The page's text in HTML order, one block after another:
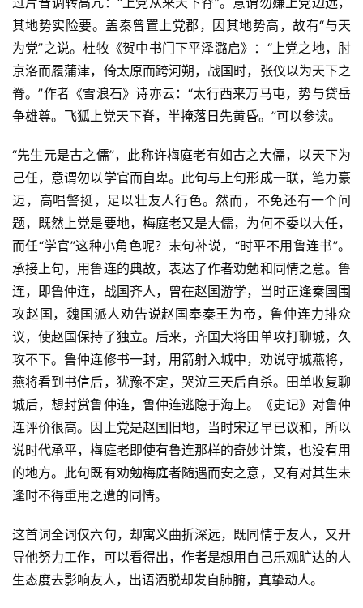
其地势实险要。盖秦曾置上党郡，因其地势高，故有“与天
为党”之说。杜牧《贺中书门下平泽潞启》：“上党之地，肘
京洛而履蒲津，倚太原而跨河朔，战国时，张仪以为天下之
脊。”作者《雪浪石》诗亦云：“太行西来万马屯，势与贷岳
争雄尊。飞狐上党天下脊，半掩落日先黄昏。”可以参读。
“先生元是古之儒”，此称许梅庭老有如古之大儒，以天下为
己任，意谓勿以学官而自卑。此句与上句形成一联，笔力豪
迈，高唱警挺，足以壮友人行色。然而，不免还有一个问
题，既然上党是要地，梅庭老又是大儒，为何不委以大任，
而任“学官”这种小角色呢？末句补说，“时平不用鲁连书”。
承接上句，用鲁连的典故，表达了作者劝勉和同情之意。鲁
连，即鲁仲连，战国齐人，曾在赵国游学，当时正逢秦国围
攻赵国，魏国派人劝告说赵国奉秦王为帝，鲁仲连力排众
议，使赵国保持了独立。后来，齐国大将田单攻打聊城，久
攻不下。鲁仲连修书一封，用箭射入城中，劝说守城燕将，
燕将看到书信后，犹豫不定，哭泣三天后自杀。田单收复聊
城后，想封赏鲁仲连，鲁仲连逃隐于海上。《史记》对鲁仲
连评价很高。因上党是赵国旧地，当时宋辽早已议和，所以
说时代承平，梅庭老即使有鲁连那样的奇妙计策，也没有用
的地方。此句既有劝勉梅庭者随遇而安之意，又有对其生未
逢时不得重用之遭的同情。
这首词全词仅六句，却寓义曲折深远，既同情于友人，又开
导他努力工作，可以看得出，作者是想用自己乐观旷达的人
生态度去影响友人，出语洒脱却发自肺腑，真挚动人。